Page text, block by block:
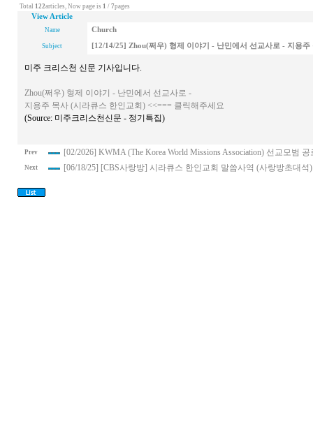
Total 122articles, Now page is 1 / 7pages
View Article
Name Church
Subject [12/14/25] Zhou(쩌우) 형제 이야기 - 난민에서 선교사로 - 지용
미주 크리스천 신문 기사입니다.
Zhou(쩌우) 형제 이야기 - 난민에서 선교사로 -
지용주 목사 (시라큐스 한인교회) <<=== 클릭해주세요
(Source: 미주크리스천신문 - 정기특집)
Prev [02/2026] KWMA (The Korea World Missions Association) 선교모범 공
Next [06/18/25] [CBS사랑방] 시라큐스 한인교회 말씀사역 (사랑방초대석)